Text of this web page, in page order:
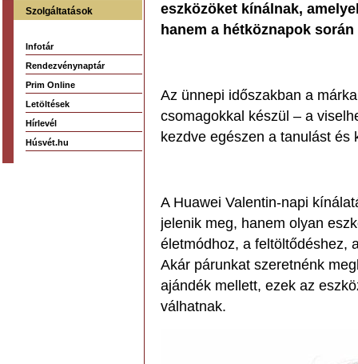
Szolgáltatások
Infotár
Rendezvénynaptár
Prim Online
Letöltések
Hírlevél
Húsvét.hu
eszközöket kínálnak,
hanem a hétköznapok
Az ünnepi időszakban a
csomagokkal készül – a
kezdve egészen a tanulást
A Huawei Valentin-napi
jelenik meg, hanem olyan
életmódhoz, a feltöltődéshez,
Akár párunkat szeretnénk
ajándék mellett, ezek az
válhatnak.